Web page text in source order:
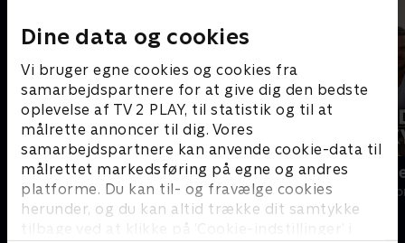
Dine data og cookies
Vi bruger egne cookies og cookies fra
samarbejdspartnere for at give dig den bedste
oplevelse af TV 2 PLAY, til statistik og til at
målrette annoncer til dig. Vores
samarbejdspartnere kan anvende cookie-data til
målrettet markedsføring på egne og andres
platforme. Du kan til- og fravælge cookies
herunder, og du kan altid trække dit samtykke
tilbage ved at klikke på ’Cookie-indstillinger’ i
Helt sort
Livsstil • 7 sæsoner
Kurs mod
Livsstil • 4